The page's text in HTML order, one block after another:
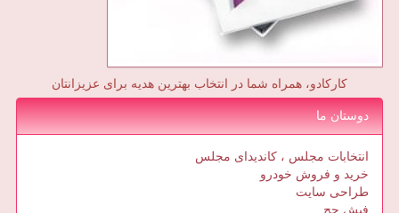
کارکادو، همراه شما در انتخاب بهترین هدیه برای عزیزانتان
دوستان ما
انتخابات مجلس ، کاندیدای مجلس
خرید و فروش خودرو
طراحی سایت
فیش حج